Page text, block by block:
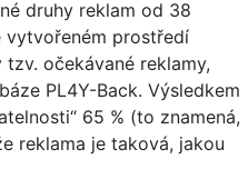
druhy reklam od 38
vytvořeném prostředí
očekávané reklamy,
PL4Y-Back. Výsledkem
65 % (to znamená,
reklama je taková, jakou